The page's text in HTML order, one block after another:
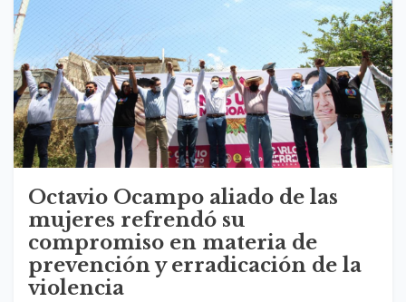
Octavio Ocampo aliado de las
mujeres refrendó su
compromiso en materia de
prevención y erradicación de la
violencia